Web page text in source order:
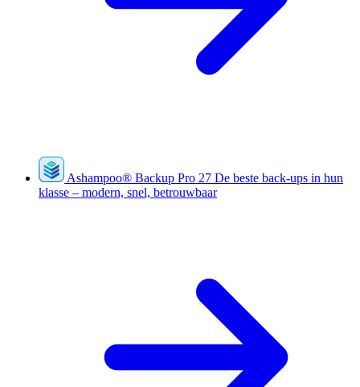
Ashampoo® Backup Pro 27 De beste back-ups in hun
klasse – modern, snel, betrouwbaar